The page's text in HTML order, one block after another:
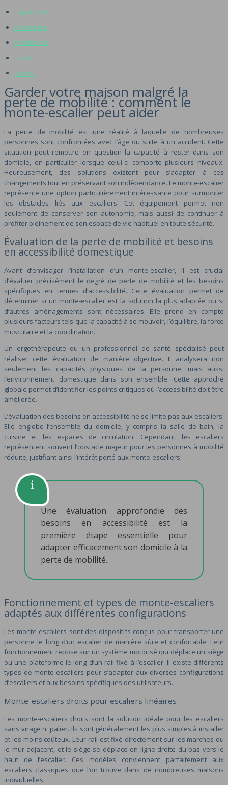
Ergonomie
Avantages
Plateforme
Types
Divers
Garder votre maison malgré la
perte de mobilité : comment le
monte-escalier peut aider
La perte de mobilité est une réalité à laquelle de nombreuses
personnes sont confrontées avec l’âge ou suite à un accident. Cette
situation peut remettre en question la capacité à rester dans son
domicile, en particulier lorsque celui-ci comporte plusieurs niveaux.
Heureusement, des solutions existent pour s’adapter à ces
changements tout en préservant son indépendance. Le monte-escalier
représente une option particulièrement intéressante pour surmonter
les obstacles liés aux escaliers. Cet équipement permet non
seulement de conserver son autonomie, mais aussi de continuer à
profiter pleinement de son espace de vie habituel en toute sécurité.
Évaluation de la perte de mobilité et besoins
en accessibilité domestique
Avant d’envisager l’installation d’un monte-escalier, il est crucial
d’évaluer précisément le degré de perte de mobilité et les besoins
spécifiques en termes d’accessibilité. Cette évaluation permet de
déterminer si un monte-escalier est la solution la plus adaptée ou si
d’autres aménagements sont nécessaires. Elle prend en compte
plusieurs facteurs tels que la capacité à se mouvoir, l’équilibre, la force
musculaire et la coordination.
Un ergothérapeute ou un professionnel de santé spécialisé peut
réaliser cette évaluation de manière objective. Il analysera non
seulement les capacités physiques de la personne, mais aussi
l’environnement domestique dans son ensemble. Cette approche
globale permet d’identifier les points critiques où l’accessibilité doit être
améliorée.
L’évaluation des besoins en accessibilité ne se limite pas aux escaliers.
Elle englobe l’ensemble du domicile, y compris la salle de bain, la
cuisine et les espaces de circulation. Cependant, les escaliers
représentent souvent l’obstacle majeur pour les personnes à mobilité
réduite, justifiant ainsi l’intérêt porté aux monte-escaliers.
Une évaluation approfondie des
besoins en accessibilité est la
première étape essentielle pour
adapter efficacement son domicile à la
perte de mobilité.
Fonctionnement et types de monte-escaliers
adaptés aux différentes configurations
Les monte-escaliers sont des dispositifs conçus pour transporter une
personne le long d’un escalier de manière sûre et confortable. Leur
fonctionnement repose sur un système motorisé qui déplace un siège
ou une plateforme le long d’un rail fixé à l’escalier. Il existe différents
types de monte-escaliers pour s’adapter aux diverses configurations
d’escaliers et aux besoins spécifiques des utilisateurs.
Monte-escaliers droits pour escaliers linéaires
Les monte-escaliers droits sont la solution idéale pour les escaliers
sans virage ni palier. Ils sont généralement les plus simples à installer
et les moins coûteux. Leur rail est fixé directement sur les marches ou
le mur adjacent, et le siège se déplace en ligne droite du bas vers le
haut de l’escalier. Ces modèles conviennent parfaitement aux
escaliers classiques que l’on trouve dans de nombreuses maisons
individuelles.